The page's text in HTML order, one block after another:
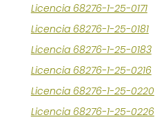
Licencia 68276-1-25-0171
Licencia 68276-1-25-0181
Licencia 68276-1-25-0183
Licencia 68276-1-25-0216
Licencia 68276-1-25-0220
Licencia 68276-1-25-0226